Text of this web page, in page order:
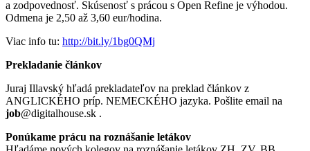
a zodpovednosť. Skúsenosť s prácou s Open Refine je výhodou.
Odmena je 2,50 až 3,60 eur/hodina.
Viac info tu: http://bit.ly/1bg0QMj
Prekladanie článkov
Juraj Illavský hľadá prekladateľov na preklad článkov z
ANGLICKÉHO príp. NEMECKÉHO jazyka. Pošlite email na
job@digitalhouse.sk .
Ponúkame prácu na roznášanie letákov